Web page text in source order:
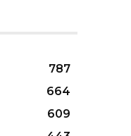
787
664
609